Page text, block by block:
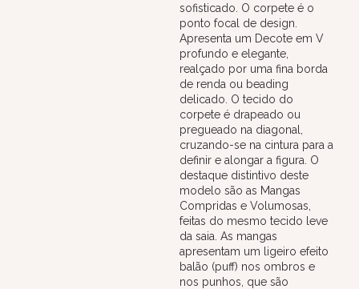
sofisticado. O corpete é o
ponto focal de design.
Apresenta um Decote em V
profundo e elegante,
realçado por uma fina borda
de renda ou beading
delicado. O tecido do
corpete é drapeado ou
pregueado na diagonal,
cruzando-se na cintura para a
definir e alongar a figura. O
destaque distintivo deste
modelo são as Mangas
Compridas e Volumosas,
feitas do mesmo tecido leve
da saia. As mangas
apresentam um ligeiro efeito
balão (puff) nos ombros e
nos punhos, que são